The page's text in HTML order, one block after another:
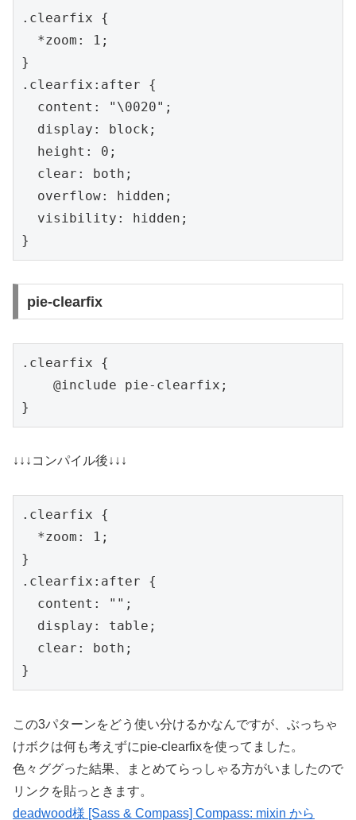
.clearfix {
  *zoom: 1;
}
.clearfix:after {
  content: "\0020";
  display: block;
  height: 0;
  clear: both;
  overflow: hidden;
  visibility: hidden;
}
pie-clearfix
.clearfix {
    @include pie-clearfix;
}
↓↓↓コンパイル後↓↓↓
.clearfix {
  *zoom: 1;
}
.clearfix:after {
  content: "";
  display: table;
  clear: both;
}
この3パターンをどう使い分けるかなんですが、ぶっちゃ
けボクは何も考えずにpie-clearfixを使ってました。
色々ググった結果、まとめてらっしゃる方がいましたので
リンクを貼っときます。
deadwood様 [Sass & Compass] Compass: mixin から